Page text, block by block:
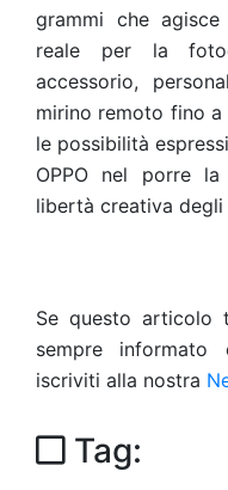
grammi che
reale per la
accessorio,
mirino remoto fino a
le possibilità
OPPO nel porre
libertà creativa degli
Se questo articolo
sempre
iscriviti alla nostra
Tag: